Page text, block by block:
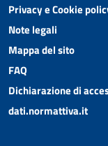
Privacy e Cookie
Note legali
Mappa del sito
FAQ
Dichiarazione di
dati.normattiva.it